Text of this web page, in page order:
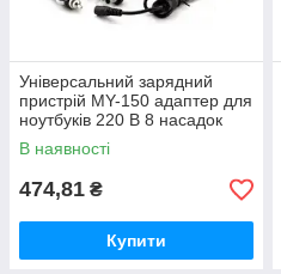
Універсальний зарядний
пристрій MY-150 адаптер для
ноутбуків 220 В 8 насадок
В наявності
474,81 ₴
Купити